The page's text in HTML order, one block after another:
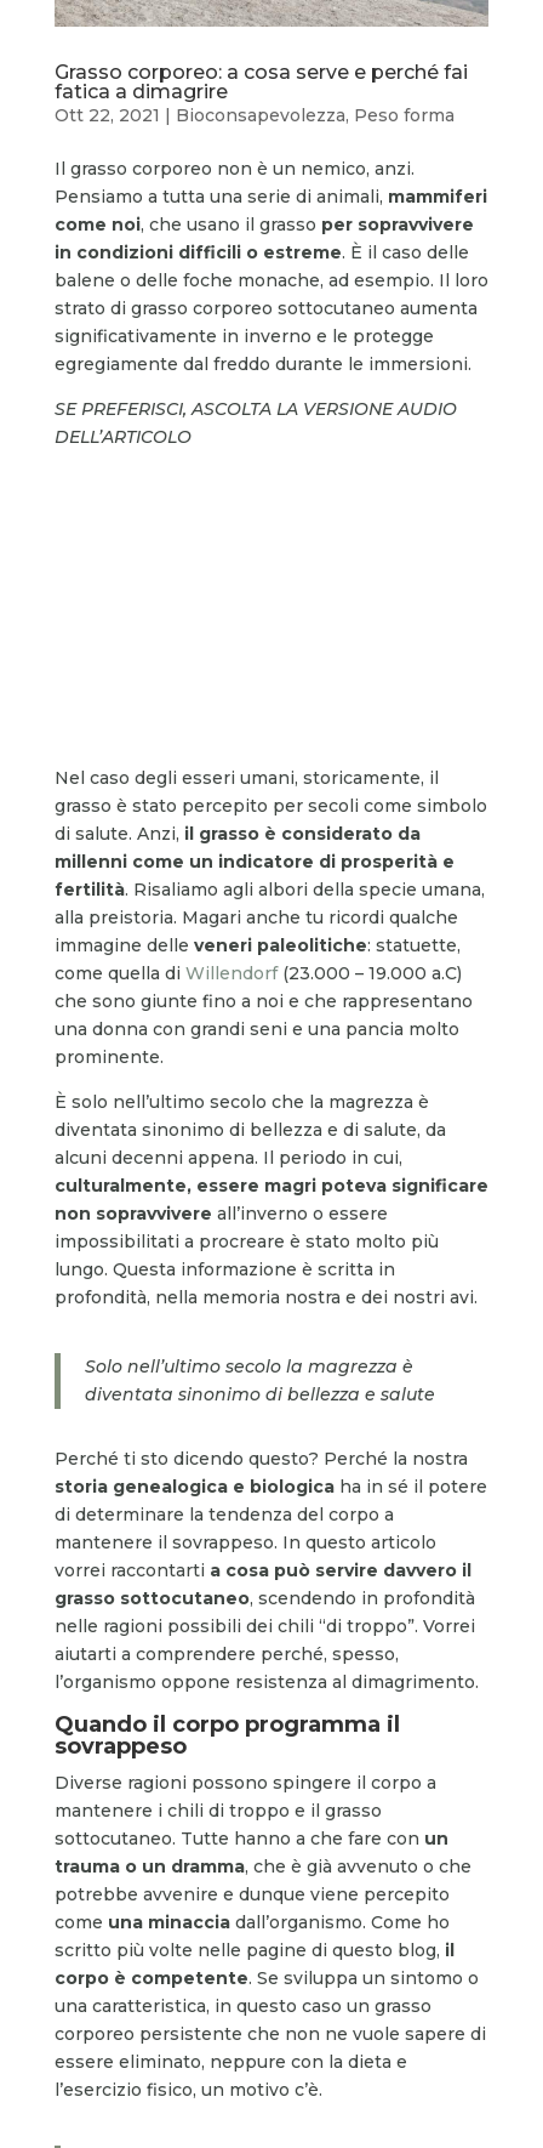
Grasso corporeo: a cosa serve e perché fai
fatica a dimagrire
Ott 22, 2021 | Bioconsapevolezza, Peso forma
Il grasso corporeo non è un nemico, anzi.
Pensiamo a tutta una serie di animali, mammiferi
come noi, che usano il grasso per sopravvivere
in condizioni difficili o estreme. È il caso delle
balene o delle foche monache, ad esempio. Il loro
strato di grasso corporeo sottocutaneo aumenta
significativamente in inverno e le protegge
egregiamente dal freddo durante le immersioni.
SE PREFERISCI, ASCOLTA LA VERSIONE AUDIO
DELL’ARTICOLO
Nel caso degli esseri umani, storicamente, il
grasso è stato percepito per secoli come simbolo
di salute. Anzi, il grasso è considerato da
millenni come un indicatore di prosperità e
fertilità. Risaliamo agli albori della specie umana,
alla preistoria. Magari anche tu ricordi qualche
immagine delle veneri paleolitiche: statuette,
come quella di Willendorf(23.000 – 19.000 a.C)
che sono giunte fino a noi e che rappresentano
una donna con grandi seni e una pancia molto
prominente.
È solo nell’ultimo secolo che la magrezza è
diventata sinonimo di bellezza e di salute, da
alcuni decenni appena. Il periodo in cui,
culturalmente, essere magri poteva significare
non sopravvivere all’inverno o essere
impossibilitati a procreare è stato molto più
lungo. Questa informazione è scritta in
profondità, nella memoria nostra e dei nostri avi.
Solo nell’ultimo secolo la magrezza è
diventata sinonimo di bellezza e salute
Perché ti sto dicendo questo? Perché la nostra
storia genealogica e biologicaha in sé il potere
di determinare la tendenza del corpo a
mantenere il sovrappeso. In questo articolo
vorrei raccontarti a cosa può servire davvero il
grasso sottocutaneo, scendendo in profondità
nelle ragioni possibili dei chili “di troppo”. Vorrei
aiutarti a comprendere perché, spesso,
l’organismo oppone resistenza al dimagrimento.
Quando il corpo programma il
sovrappeso
Diverse ragioni possono spingere il corpo a
mantenere i chili di troppo e il grasso
sottocutaneo. Tutte hanno a che fare con un
trauma o un dramma, che è già avvenuto o che
potrebbe avvenire e dunque viene percepito
come una minacciadall’organismo. Come ho
scritto più volte nelle pagine di questo blog, il
corpo è competente. Se sviluppa un sintomo o
una caratteristica, in questo caso un grasso
corporeo persistente che non ne vuole sapere di
essere eliminato, neppure con la dieta e
l’esercizio fisico, un motivo c’è.